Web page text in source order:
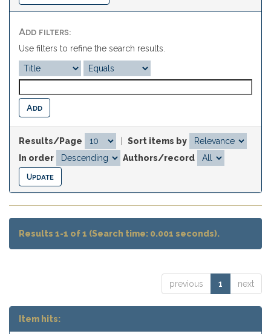
Add filters:
Use filters to refine the search results.
Results/Page
Sort items by
In order
Authors/record
Results 1-1 of 1 (Search time: 0.001 seconds).
previous 1 next
Item hits: